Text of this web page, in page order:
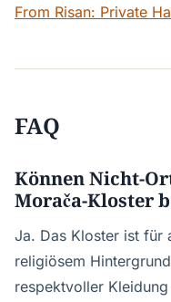
From Risan: Private
FAQ
Können Nicht-
Morača-Kloster
Ja. Das Kloster ist für
religiösem
respektvoller